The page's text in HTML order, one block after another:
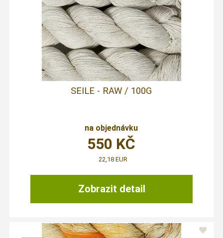
SEILE - RAW / 100G
na objednávku
Zobrazit detail
550 KČ
22,18 EUR